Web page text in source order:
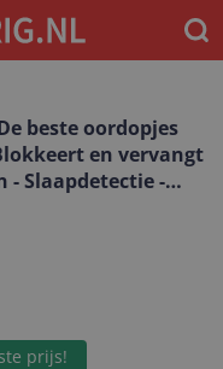
beste oordopjes
en vervangt
- Slaapdetectie -
audio - 20
prijs!